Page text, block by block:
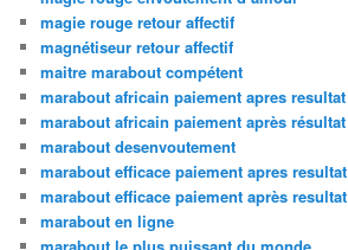
magie rouge retour affectif
magnétiseur retour affectif
maitre marabout compétent
marabout africain paiement apres resultat
marabout africain paiement après résultat
marabout desenvoutement
marabout efficace paiement apres resultat
marabout efficace paiement après resultat
marabout en ligne